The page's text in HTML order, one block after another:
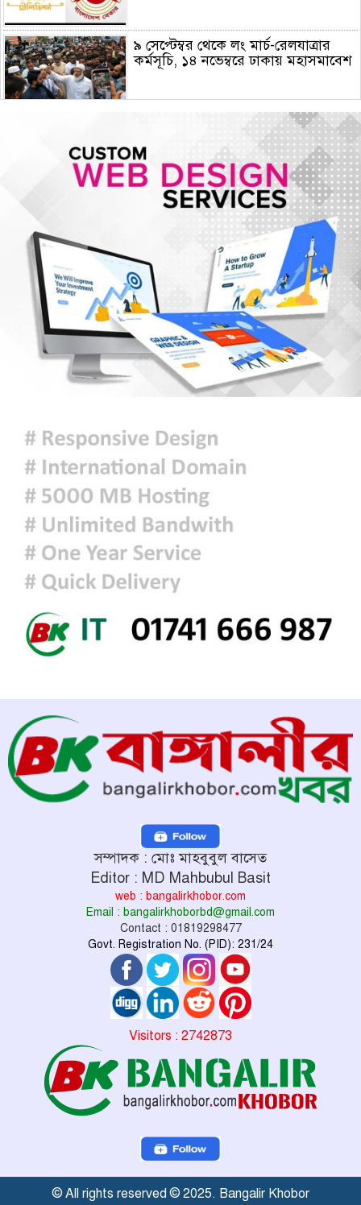
৯ সেপ্টেম্বর থেকে লং মার্চ-রেলযাত্রার
কর্মসূচি, ১৪ নভেম্বরে ঢাকায় মহাসমাবেশ
হরমুজে নতুন নৌপথে ওমানের সঙ্গে
জরুরি জ্বালানি সরবরাহ নিশ্চিতে ৮ কার্গো
এলএনজি ও ৫ হাজার টন এলপিজি
কেনার নীতিগত অনুমোদন
নদী দূষণ রোধে সমন্বিত পদক্ষেপ গ্রহণে
অবহেলার কোনো সুযোগ নেই : প্রধানমন্ত্রী
ঢাকা সহ ৭ অঞ্চলে দমকা বা ঝড়ো
হাওয়াসহ বৃষ্টি কিংবা বজ্রসহ বৃষ্টি হতে
আজকের রাশিফল
হাসিনাকে বক্তব্যের সুযোগ দিয়ে জুলাই
শহীদদের অসম্মান করেছে ভারত: রিজভী
সম্পাদক : মোঃ মাহবুবুল বাসেত
Editor : MD Mahbubul Basit
web : bangalirkhobor.com
Email : bangalirkhoborbd@gmail.com
Contact : 01819298477
Govt. Registration No. (PID): 231/24
Visitors : 2742873
© All rights reserved © 2025. Bangalir Khobor